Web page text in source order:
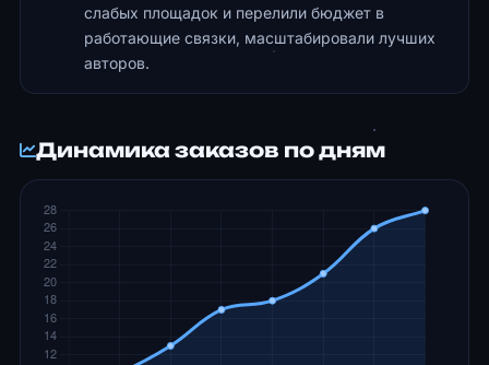
слабых площадок и перелили бюджет в
работающие связки, масштабировали лучших
авторов.
Динамика заказов по дням